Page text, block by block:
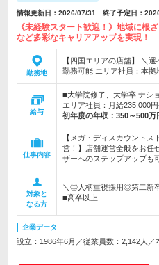
情報更新日：2026/07/31 終了予定日：
《未経験スタート歓迎！》地域に根
など多彩なキャリアアップを実現！
勤務地
【四国エリアの店舗】 ＼
勤務可能 エリア社員：本拠
給与
■大学院修了、大学卒 ナシ
エリア社員：月給235,000
初年度の年収： 350～500万
仕事内容
【メガ・ディスカウント
営！】店舗運営全般をお任
ザーへのステップアップも
対象と
なる方
＼◎人柄重視採用◎第二新
■高卒以上
企業データ
設立：1986年6月／従業員数：2,142人／